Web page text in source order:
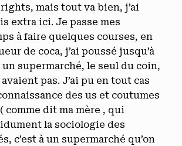
mais tout va bien, j’ai
extra ici. Je passe mes
à faire quelques courses, en
de coca, j’ai poussé jusqu’à
un supermarché, le seul du coin,
pas. J’ai pu en tout cas
des us et coutumes
comme dit ma mère , qui
la sociologie des
c’est à un supermarché qu’on